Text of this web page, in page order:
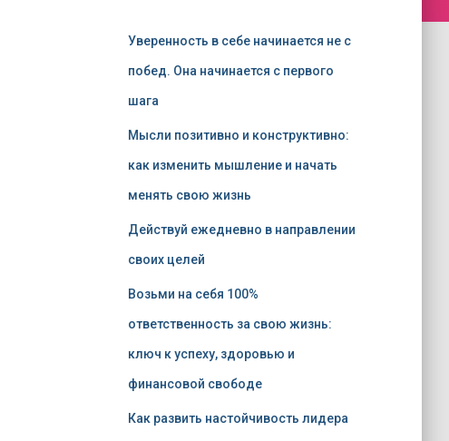
Уверенность в себе начинается не с
побед. Она начинается с первого
шага
Мысли позитивно и конструктивно:
как изменить мышление и начать
менять свою жизнь
Действуй ежедневно в направлении
своих целей
Возьми на себя 100%
ответственность за свою жизнь:
ключ к успеху, здоровью и
финансовой свободе
Как развить настойчивость лидера